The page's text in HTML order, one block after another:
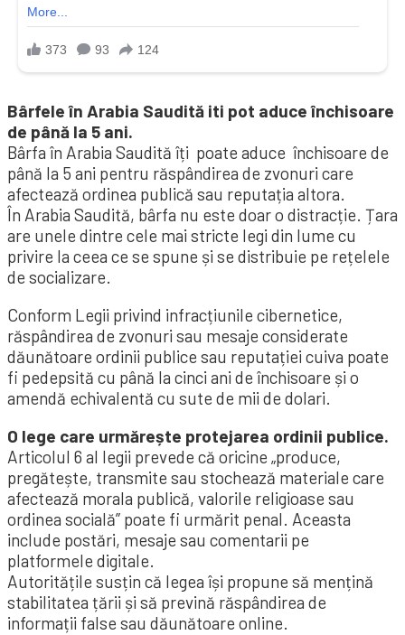
Bârfele în Arabia Saudită iti pot aduce închisoare
de până la 5 ani.
Bârfa în Arabia Saudită îți poate aduce închisoare de
până la 5 ani pentru răspândirea de zvonuri care
afectează ordinea publică sau reputația altora.
În Arabia Saudită, bârfa nu este doar o distracție. Țara
are unele dintre cele mai stricte legi din lume cu
privire la ceea ce se spune și se distribuie pe rețelele
de socializare.
Conform Legii privind infracțiunile cibernetice,
răspândirea de zvonuri sau mesaje considerate
dăunătoare ordinii publice sau reputației cuiva poate
fi pedepsită cu până la cinci ani de închisoare și o
amendă echivalentă cu sute de mii de dolari.
O lege care urmărește protejarea ordinii publice.
Articolul 6 al legii prevede că oricine „produce,
pregătește, transmite sau stochează materiale care
afectează morala publică, valorile religioase sau
ordinea socială” poate fi urmărit penal. Aceasta
include postări, mesaje sau comentarii pe
platformele digitale.
Autoritățile susțin că legea își propune să mențină
stabilitatea țării și să prevină răspândirea de
informații false sau dăunătoare online.